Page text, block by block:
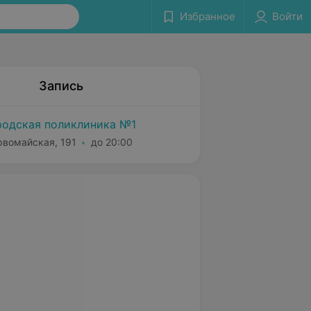
Избранное Войти
Запись
поликлиника №1
191 до 20:00